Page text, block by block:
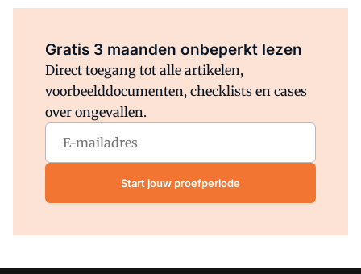
Gratis 3 maanden onbeperkt lezen
Direct toegang tot alle artikelen,
voorbeelddocumenten, checklists en cases
over ongevallen.
Start jouw proefperiode